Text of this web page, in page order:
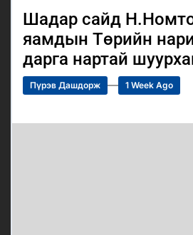
Шадар сайд
яамдын Төрийн
дарга нартай
Пүрэв Дашдорж 1 Week Ago